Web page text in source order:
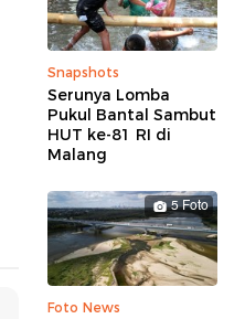
Snapshots
Serunya Lomba
Pukul Bantal Sambut
HUT ke-81 RI di
Malang
5 Foto
Foto News